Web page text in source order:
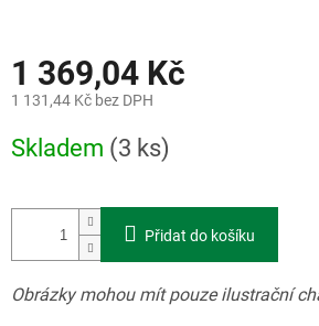
1 369,04 Kč
1 131,44 Kč bez DPH
cena:
Skladem (3 ks)
Přidat do košíku
Obrázky mohou mít pouze ilustrační